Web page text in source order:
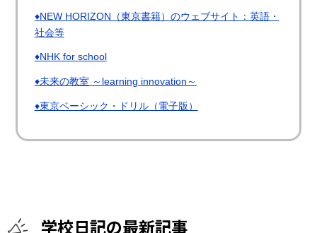
♦NEW HORIZON（東京書籍）のウェブサイト：英語・
社会等
♦NHK for school
♦未来の教室 ～learning innovation～
♦東京ベーシック・ドリル（電子版）
学校日記の最新記事